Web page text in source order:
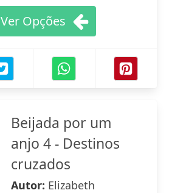
Ver Opções
Beijada por um
anjo 4 - Destinos
cruzados
Autor: Elizabeth